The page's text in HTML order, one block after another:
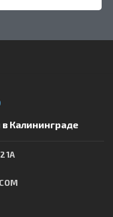
Калининграде